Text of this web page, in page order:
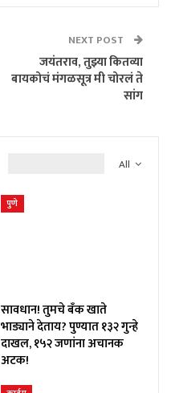
NEXT POST
जयंतराव, तुझ्या कितव्या
बायकोचं मंगळसूत्र मी चोरलं ते
सांग
All
पुणे
सावधान! तुमचे बँक खाते
भाड्याने देताय? पुण्यात १३२ गुन्हे
दाखल, १५२ जणांना अचानक
अटक!